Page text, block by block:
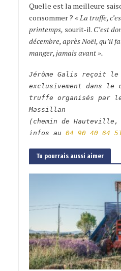
Quelle est la meilleure
consommer ? « La truffe,
printemps, sourit-il. C’est
décembre, après Noël, qu’il
manger, jamais avant ».
Jérôme Galis reçoit
exclusivement dans le
truffe organisés par le
Massillan
(chemin de Hauteville,
infos au 04 90 40 64
Tu pourrais aussi aimer